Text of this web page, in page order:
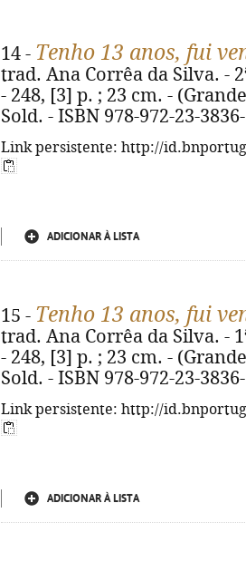
14 - Tenho 13 anos, fui
trad. Ana Corrêa da Silva. -
- 248, [3] p. ; 23 cm. -
Sold. - ISBN 978-972-23-
Link persistente: http://
ADICIONAR À LISTA
15 - Tenho 13 anos, fui
trad. Ana Corrêa da Silva. -
- 248, [3] p. ; 23 cm. -
Sold. - ISBN 978-972-23-
Link persistente: http://
ADICIONAR À LISTA